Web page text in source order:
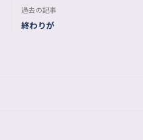
過去の記事
終わりが